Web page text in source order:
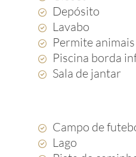
Depósito
Lavabo
Permite animais
Piscina borda
Sala de jantar
Campo de
Lago